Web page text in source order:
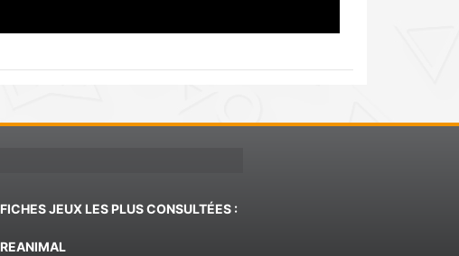
FICHES JEUX LES PLUS CONSULTÉES :
REANIMAL